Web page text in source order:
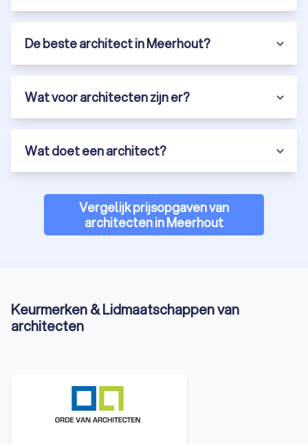
De beste architect in Meerhout?
Wat voor architecten zijn er?
Wat doet een architect?
Vergelijk prijsopgaven van
architecten in Meerhout
Keurmerken & Lidmaatschappen van
architecten